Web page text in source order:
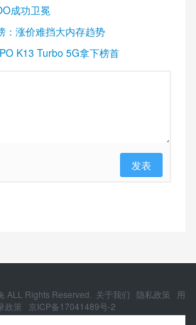
成功卫冕
：涨价难挡大内存趋势
K13 Turbo 5G拿下榜首
发表
ALL Rights Reserved. 关于我们 隐私政策
用
政策
京ICP备17041489号-2